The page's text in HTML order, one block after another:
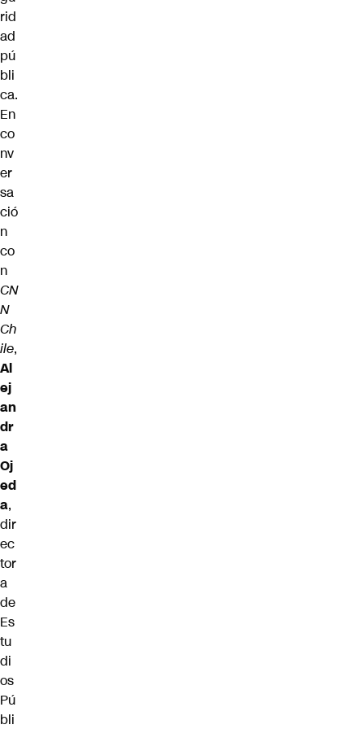
rid
ad
pú
bli
ca.
En
co
nv
er
sa
ció
n
co
n
CN
N
Ch
ile,
Al
ej
an
dr
a
Oj
ed
a,
dir
ec
tor
a
de
Es
tu
di
os
Pú
bli